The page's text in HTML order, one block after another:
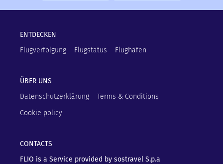
ENTDECKEN
Flugverfolgung
Flugstatus Flughäfen
ÜBER UNS
Datenschutzerklärung
Terms & Conditions
Cookie policy
CONTACTS
FLIO is a Service provided by sostravel S.p.a